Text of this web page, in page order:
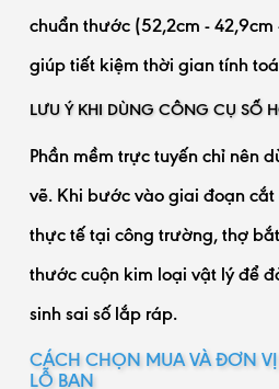
chuẩn thước (52,2cm -
giúp tiết kiệm thời gian tính
LƯU Ý KHI DÙNG CÔNG CỤ SỐ
Phần mềm trực tuyến chỉ nên
vẽ. Khi bước vào giai đoạn
thực tế tại công trường, thợ
thước cuộn kim loại vật lý để
sinh sai số lắp ráp.
CÁCH CHỌN MUA VÀ ĐƠN
LỖ BAN